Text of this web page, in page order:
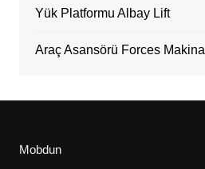
Yük Platformu Albay Lift
Araç Asansörü Forces Makina
Mobdun